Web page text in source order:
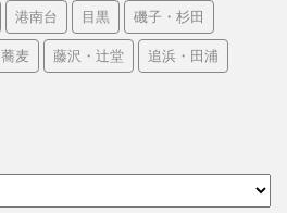
港南台 目黒 磯子・杉田
蕎麦 藤沢・辻堂 追浜・田浦